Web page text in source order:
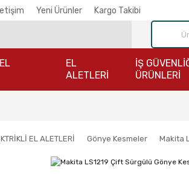
Yeni Ürünler Kargo Takibi
EL
ALETLERİ
İŞ
ÜRÜNLERİ
EL ALETLERİ Gönye Kesmeler Makita